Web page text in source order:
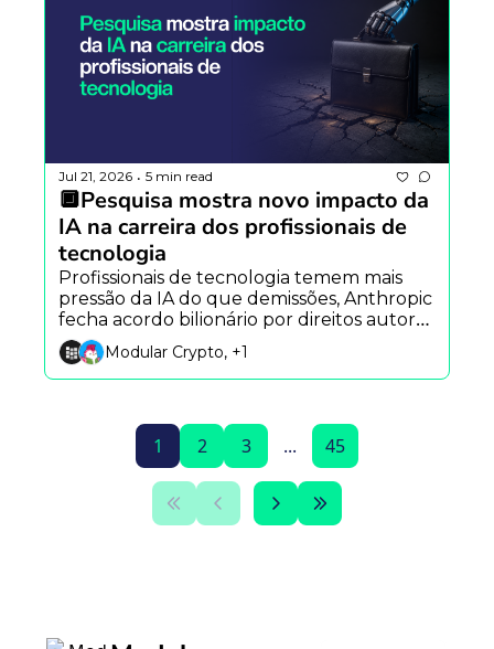
Jul 21, 2026 • 5 min read
🔲Pesquisa mostra novo impacto da
IA na carreira dos profissionais de
tecnologia
Profissionais de tecnologia temem mais
pressão da IA do que demissões, Anthropic
fecha acordo bilionário por direitos autorais
e Robinhood libera agentes de IA para
investimentos.
Modular Crypto, +1
1 2 3 ... 45